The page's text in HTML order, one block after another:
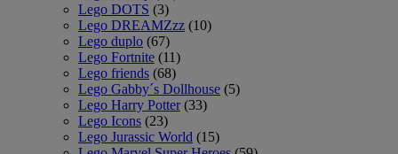
Lego DOTS (3)
Lego DREAMZzz (10)
Lego duplo (67)
Lego Fortnite (11)
Lego friends (68)
Lego Gabby´s Dollhouse (5)
Lego Harry Potter (33)
Lego Icons (23)
Lego Jurassic World (15)